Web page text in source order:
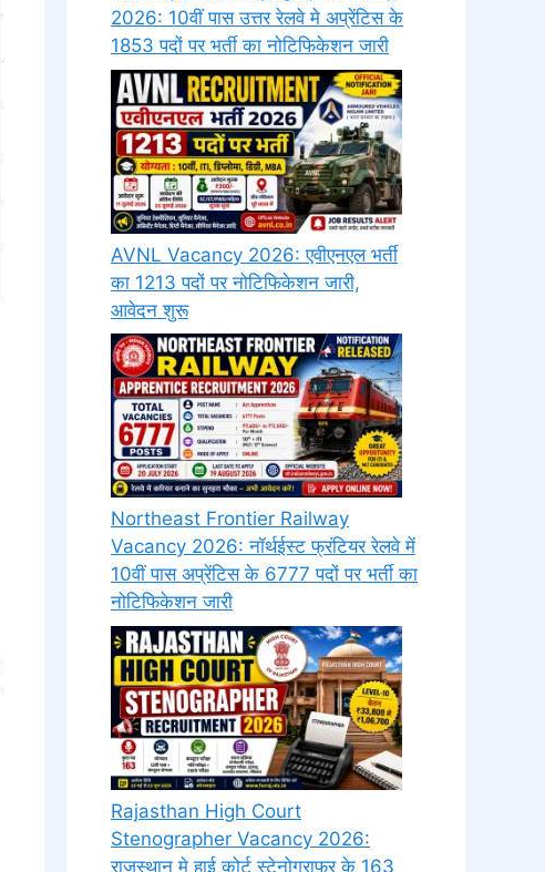
2026: 10वीं पास उत्तर रेलवे मे अप्रेंटिस के
1853 पदों पर भर्ती का नोटिफिकेशन जारी
AVNL Vacancy 2026: एवीएनएल भर्ती
का 1213 पदों पर नोटिफिकेशन जारी,
आवेदन शुरू
Northeast Frontier Railway
Vacancy 2026: नॉर्थईस्ट फ्रंटियर रेलवे में
10वीं पास अप्रेंटिस के 6777 पदों पर भर्ती का
नोटिफिकेशन जारी
Rajasthan High Court
Stenographer Vacancy 2026:
राजस्थान मे हाई कोर्ट स्टेनोग्राफर के 163